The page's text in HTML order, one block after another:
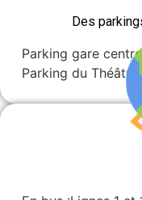
Des
Parking gare
Parking du Théâtre